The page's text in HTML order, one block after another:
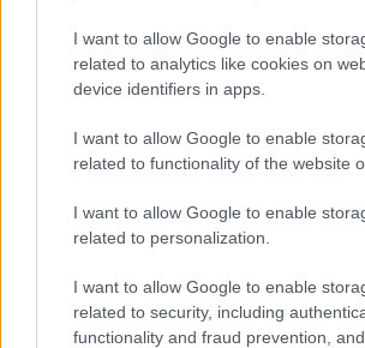
I want to allow Google to enable
related to analytics like cookies on
device identifiers in apps.
I want to allow Google to enable
related to functionality of the website
I want to allow Google to enable
related to personalization.
I want to allow Google to enable
related to security, including
functionality and fraud prevention,
Szólj hozzá!
A hozzászóláshoz be kell lépned!
VAGY